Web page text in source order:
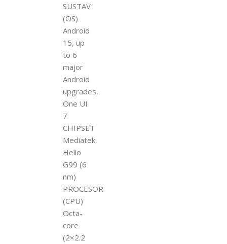
SUSTAV
(OS)
Android
15, up
to 6
major
Android
upgrades,
One UI
7
CHIPSET
Mediatek
Helio
G99 (6
nm)
PROCESOR
(CPU)
Octa-
core
(2×2.2